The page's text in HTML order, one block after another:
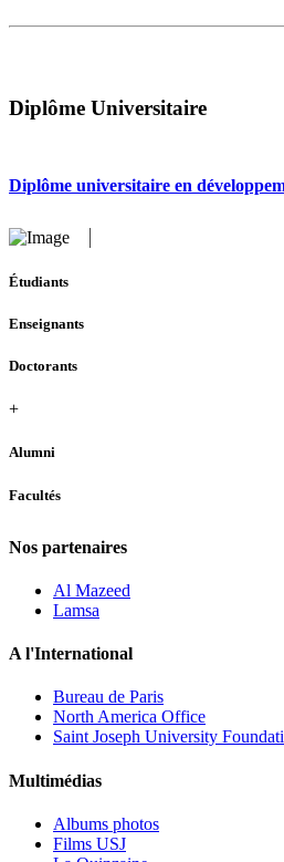
Diplôme Universitaire
Diplôme universitaire en
Étudiants
Enseignants
Doctorants
+
Alumni
Facultés
Nos partenaires
Al Mazeed
Lamsa
A l'International
Bureau de Paris
North America Office
Saint Joseph University
Multimédias
Albums photos
Films USJ